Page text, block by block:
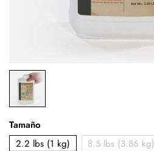
Tamaño
2.2 lbs (1 kg)
8.5 lbs (3.86 kg)